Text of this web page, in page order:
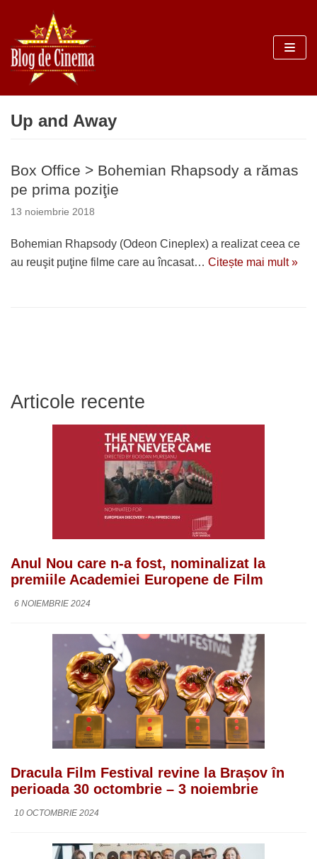
Sari
la
conținut
Up and Away
Box Office > Bohemian Rhapsody a rămas
pe prima poziţie
13 noiembrie 2018
Bohemian Rhapsody (Odeon Cineplex) a realizat ceea ce
au reuşit puţine filme care au încasat… Citește mai mult »
Articole recente
Anul Nou care n-a fost, nominalizat la
premiile Academiei Europene de Film
6 NOIEMBRIE 2024
Dracula Film Festival revine la Brașov în
perioada 30 octombrie – 3 noiembrie
10 OCTOMBRIE 2024